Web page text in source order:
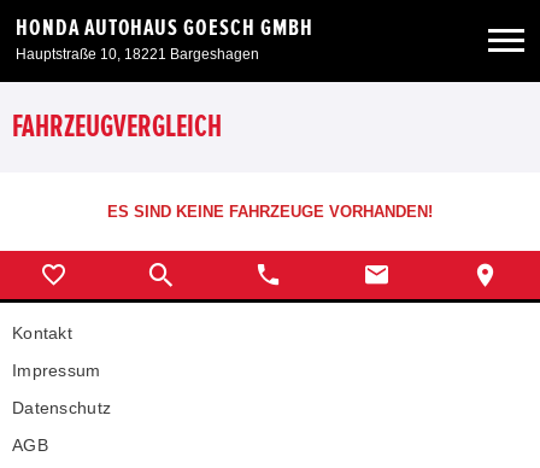
HONDA AUTOHAUS GOESCH GMBH
Hauptstraße 10, 18221 Bargeshagen
Neuwagen
Angebote
Service & Zubehör
Unser Autohaus
FAHRZEUGVERGLEICH
ES SIND KEINE FAHRZEUGE VORHANDEN!
Kontakt
Impressum
Datenschutz
AGB